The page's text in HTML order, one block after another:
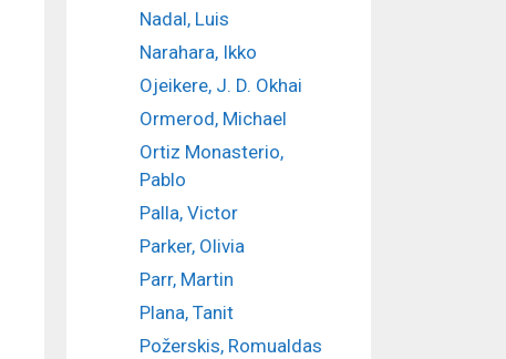
Nadal, Luis
Narahara, Ikko
Ojeikere, J. D. Okhai
Ormerod, Michael
Ortiz Monasterio,
Pablo
Palla, Victor
Parker, Olivia
Parr, Martin
Plana, Tanit
Požerskis, Romualdas